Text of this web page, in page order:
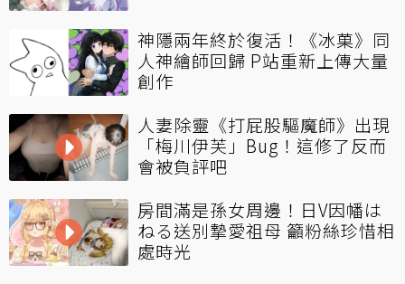
神隱兩年終於復活！《冰菓》同
人神繪師回歸 P站重新上傳大量
創作
人妻除靈《打屁股驅魔師》出現
「梅川伊芙」Bug！這修了反而
會被負評吧
房間滿是孫女周邊！日V因幡は
ねる送別摯愛祖母 籲粉絲珍惜相
處時光